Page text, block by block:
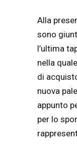
Alla
sono
l’ultima
nella
di
nuova
appunto
per lo